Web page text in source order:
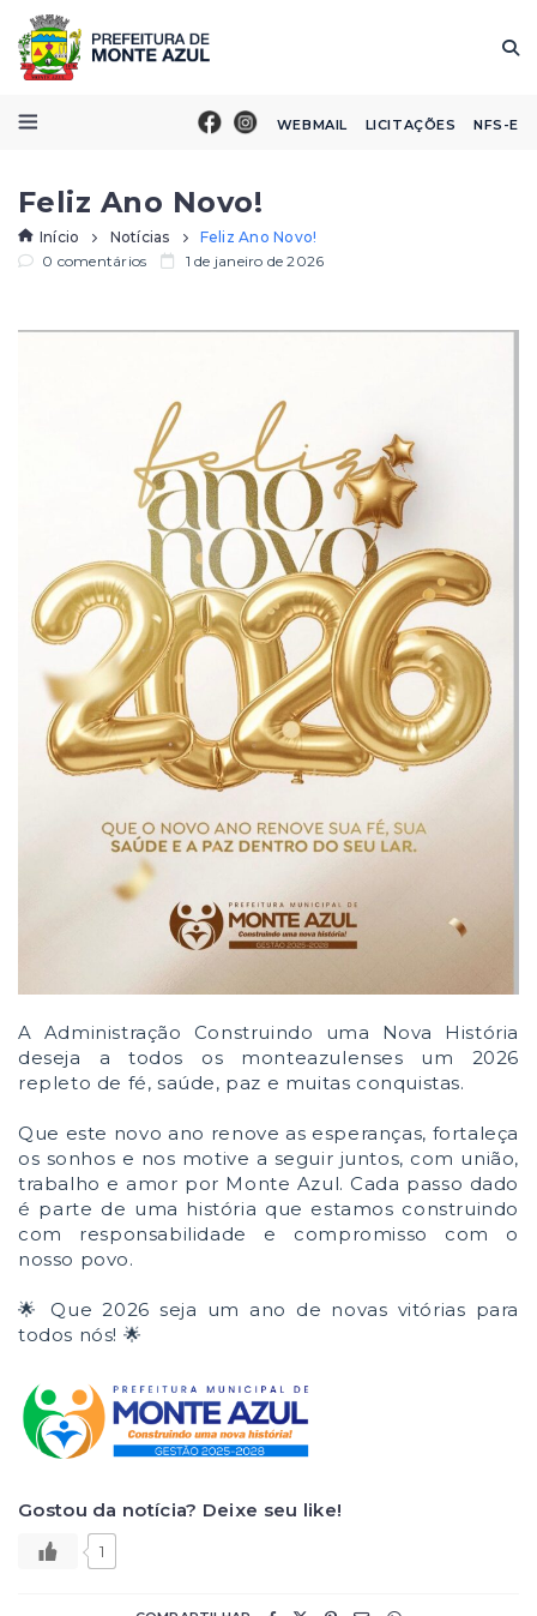
WEBMAIL LICITAÇÕES NFS-E
Feliz Ano Novo!
Início Notícias
Feliz Ano Novo!
0 comentários
1 de janeiro de 2026
A Administração Construindo uma Nova História
deseja a todos os monteazulenses um 2026
repleto de fé, saúde, paz e muitas conquistas.
Que este novo ano renove as esperanças, fortaleça
os sonhos e nos motive a seguir juntos, com união,
trabalho e amor por Monte Azul. Cada passo dado
é parte de uma história que estamos construindo
com responsabilidade e compromisso com o
nosso povo.
🌟 Que 2026 seja um ano de novas vitórias para
todos nós! 🌟
Gostou da notícia? Deixe seu like!
1